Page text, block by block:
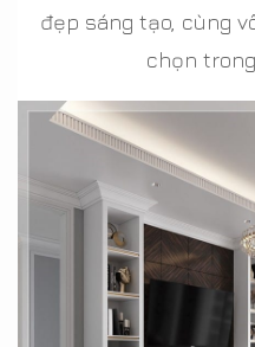
đẹp sáng tạo, cùng
chọn